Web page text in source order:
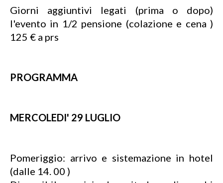
Giorni aggiuntivi legati (prima o dopo)
l'evento in 1/2 pensione (colazione e cena )
125 € a prs
PROGRAMMA
MERCOLEDI' 29 LUGLIO
Pomeriggio: arrivo e sistemazione in hotel
(dalle 14. 00 )